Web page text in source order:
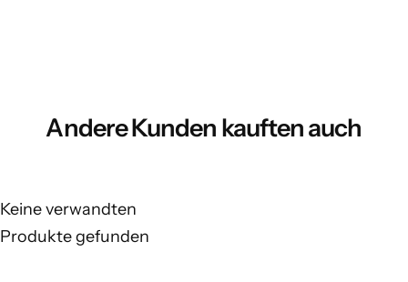
Andere Kunden kauften auch
Keine verwandten
Produkte gefunden